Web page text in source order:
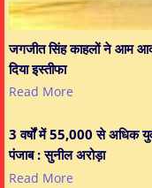
जगजीत सिंह काहलों ने आम
दिया इस्तीफा
Read More
3 वर्षों में 55,000 से अधिक
पंजाब : सुनील अरोड़ा
Read More